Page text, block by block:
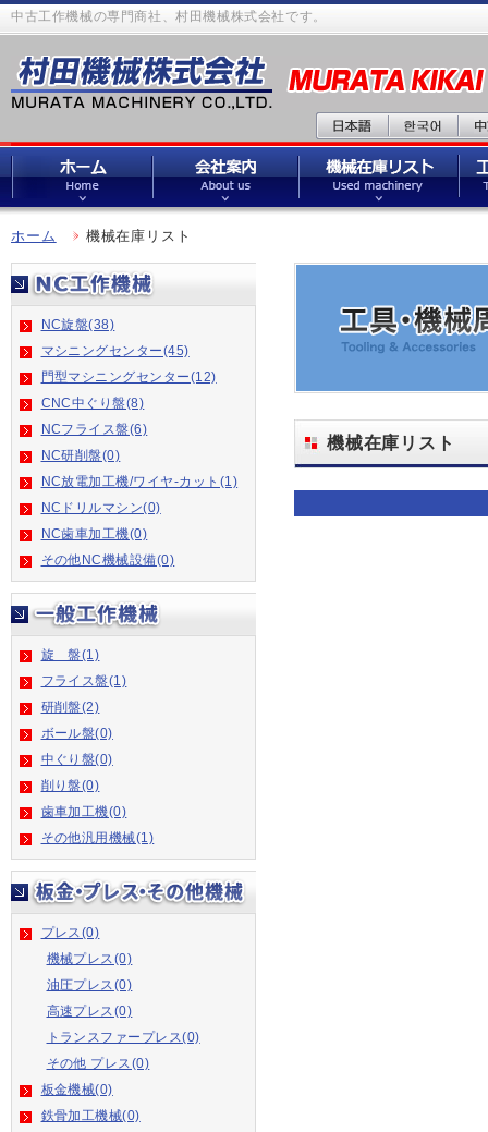
中古工作機械の専門商社、村田機械株式会社です。
ホーム 機械在庫リスト
NC旋盤(38)
マシニングセンター(45)
門型マシニングセンター(12)
CNC中ぐり盤(8)
NCフライス盤(6)
NC研削盤(0)
NC放電加工機/ワイヤ-カット(1)
NCドリルマシン(0)
NC歯車加工機(0)
その他NC機械設備(0)
旋 盤(1)
フライス盤(1)
研削盤(2)
ボール盤(0)
中ぐり盤(0)
削り盤(0)
歯車加工機(0)
その他汎用機械(1)
プレス(0)
機械プレス(0)
油圧プレス(0)
高速プレス(0)
トランスファープレス(0)
その他 プレス(0)
板金機械(0)
鉄骨加工機械(0)
機械在庫リスト